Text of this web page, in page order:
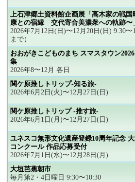
上石津郷土資料館企画展「高木家の戦
康との宿縁 交代寄合美濃衆への軌跡〜
2026年7月12日(日)〜12月20日(日) 9:30
まで）
おおがきこどものまち スマスタウン
集
2026年8〜12月 各日
関ケ原推しトリップ-知る旅-
2026年6月2日(火)〜12月27日(日)
関ケ原推しトリップ -推す旅-
2026年6月1日(月)〜12月27日(日)
ユネスコ無形文化遺産登録10周年記念
コンクール 作品応募受付
2026年7月1日(水)〜12月28日(月)
大垣芭蕉朝市
毎月第2・4日曜日 9:30〜10:30